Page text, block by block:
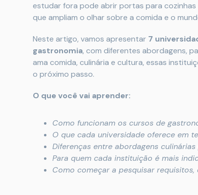
estudar fora pode abrir portas para
que ampliam o olhar sobre a comida e o
Neste artigo, vamos apresentar 7
gastronomia, com diferentes abordagens,
ama comida, culinária e cultura, essas
o próximo passo.
O que você vai aprender:
Como funcionam os cursos de
O que cada universidade oferece em
Diferenças entre abordagens
Para quem cada instituição é mais
Como começar a pesquisar requisitos,